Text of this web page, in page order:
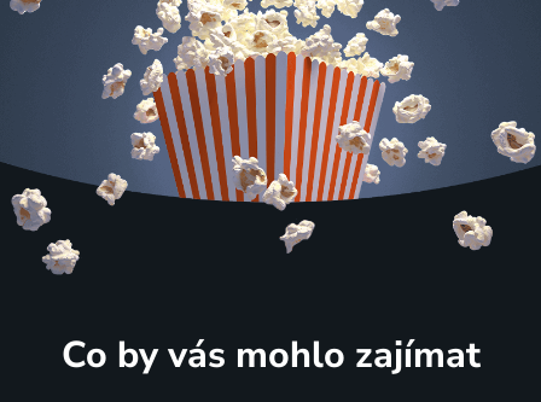
Co by vás mohlo zajímat